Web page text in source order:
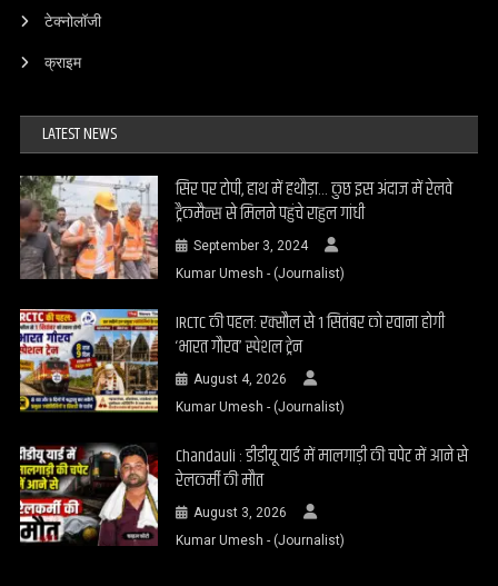
टेक्नोलॉजी
क्राइम
LATEST NEWS
सिर पर टोपी, हाथ में हथौड़ा… कुछ इस अंदाज में रेलवे
ट्रैकमैन्स से मिलने पहुंचे राहुल गांधी
September 3, 2024
Kumar Umesh - (Journalist)
IRCTC की पहल: रक्सौल से 1 सितंबर को रवाना होगी
‘भारत गौरव’ स्पेशल ट्रेन
August 4, 2026
Kumar Umesh - (Journalist)
Chandauli : डीडीयू यार्ड में मालगाड़ी की चपेट में आने से
रेलकर्मी की मौत
August 3, 2026
Kumar Umesh - (Journalist)